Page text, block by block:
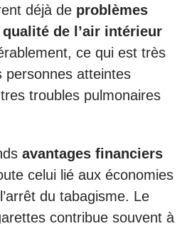
déjà de problèmes
qualité de l’air intérieur
ce qui est très
personnes atteintes
troubles pulmonaires
avantages financiers
celui lié aux économies
du tabagisme. Le
contribue souvent à